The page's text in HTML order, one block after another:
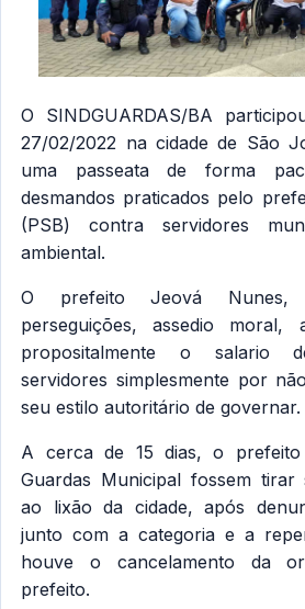
O SINDGUARDAS/BA
27/02/2022 na cidade de São
uma passeata de forma
desmandos praticados pelo
(PSB) contra servidores
ambiental.
O prefeito Jeová Nunes,
perseguições, assedio moral,
propositalmente o salario
servidores simplesmente por
seu estilo autoritário de governar.
A cerca de 15 dias, o prefeito
Guardas Municipal fossem tirar
ao lixão da cidade, após
junto com a categoria e a
houve o cancelamento da
prefeito.